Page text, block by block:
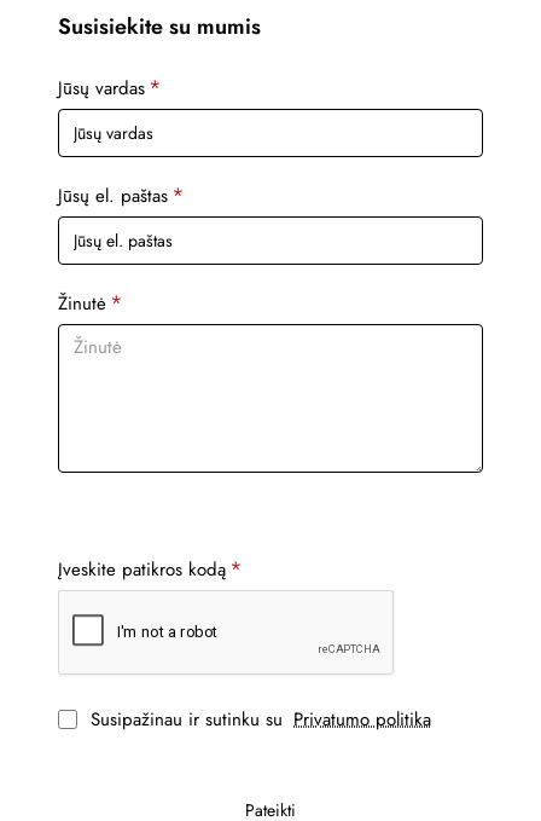
Susisiekite su mumis
Jūsų vardas
Jūsų el. paštas
Žinutė
Įveskite patikros kodą
Susipažinau ir sutinku su Privatumo politika
Pateikti